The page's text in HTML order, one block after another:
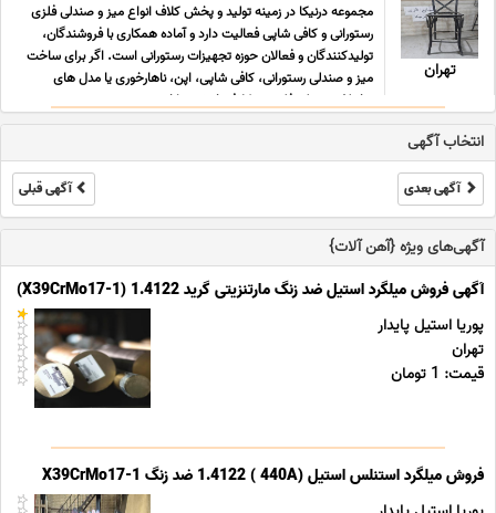
تهران
مجموعه درنیکا در زمینه تولید و پخش کلاف انواع میز و صندلی فلزی
رستورانی و کافی شاپی فعالیت دارد و آماده همکاری با فروشندگان،
تولیدکنندگان و فعالان حوزه تجهیزات رستورانی است. اگر برای ساخت
میز و صندلی رستورانی، کافی شاپی، اپن، ناهارخوری یا مدل های
مختلف صندلی فلزی به کلاف خوش ساخت ... ...
انتخاب آگهی
آگهی بعدی آگهی قبلی
آگهی‌های ویژه {آهن آلات}
آگهی فروش میلگرد استیل ضد زنگ مارتنزیتی گرید 1.4122 (X39CrMo17-1)
پوریا استیل پایدار
تهران
قیمت: 1 تومان
فروش میلگرد استنلس استیل (440A ) 1.4122 ضد زنگ X39CrMo17-1